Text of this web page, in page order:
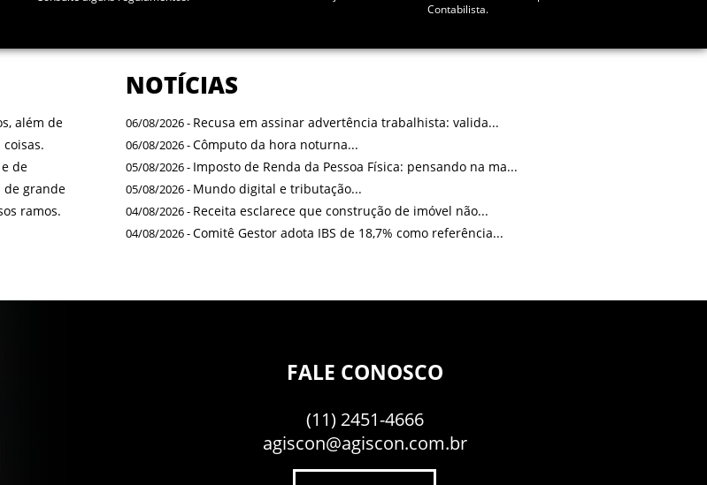
Contabilista.
além de
de
de grande
ramos.
NOTÍCIAS
06/08/2026 - Recusa em assinar advertência trabalhista: valida...
06/08/2026 -Cômputo da hora noturna...
05/08/2026 - Imposto de Renda da Pessoa Física: pensando na ma...
05/08/2026 - Mundo digital e tributação...
04/08/2026 - Receita esclarece que construção de imóvel não...
04/08/2026 -Comitê Gestor adota IBS de 18,7% como referência...
FALE CONOSCO
(11) 2451-4666
agiscon@agiscon.com.br